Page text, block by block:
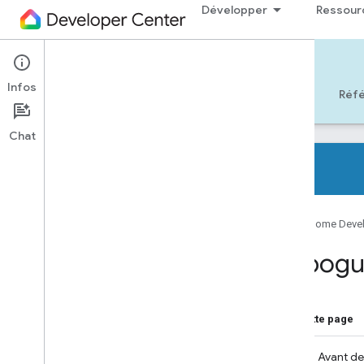
Développer
Cloud-to-cloud
Débuter
Google Home
Sur cette page
1. Avant
Infos
Chat